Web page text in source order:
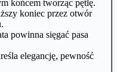
końcem tworząc pętlę.
koniec przez otwór
powinna sięgać pasa
elegancję, pewność